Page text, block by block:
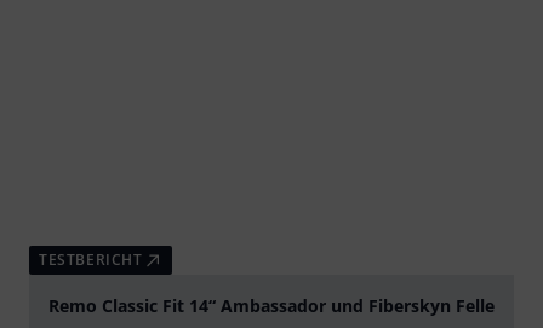
TESTBERICHT
Remo Classic Fit 14“ Ambassador und Fiberskyn Felle